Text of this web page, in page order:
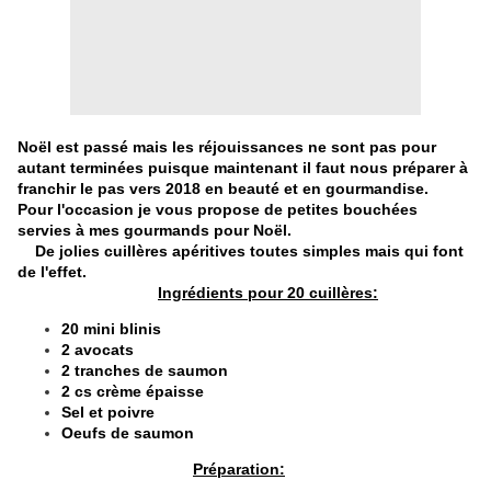
Noël est passé mais les réjouissances ne sont pas pour
autant terminées puisque maintenant il faut nous préparer à
franchir le pas vers 2018 en beauté et en gourmandise.
Pour l'occasion je vous propose de petites bouchées
servies à mes gourmands pour Noël.
De jolies cuillères apéritives toutes simples mais qui font
de l'effet.
Ingrédients pour 20 cuillères:
20 mini blinis
2 avocats
2 tranches de saumon
2 cs crème épaisse
Sel et poivre
Oeufs de saumon
Préparation: